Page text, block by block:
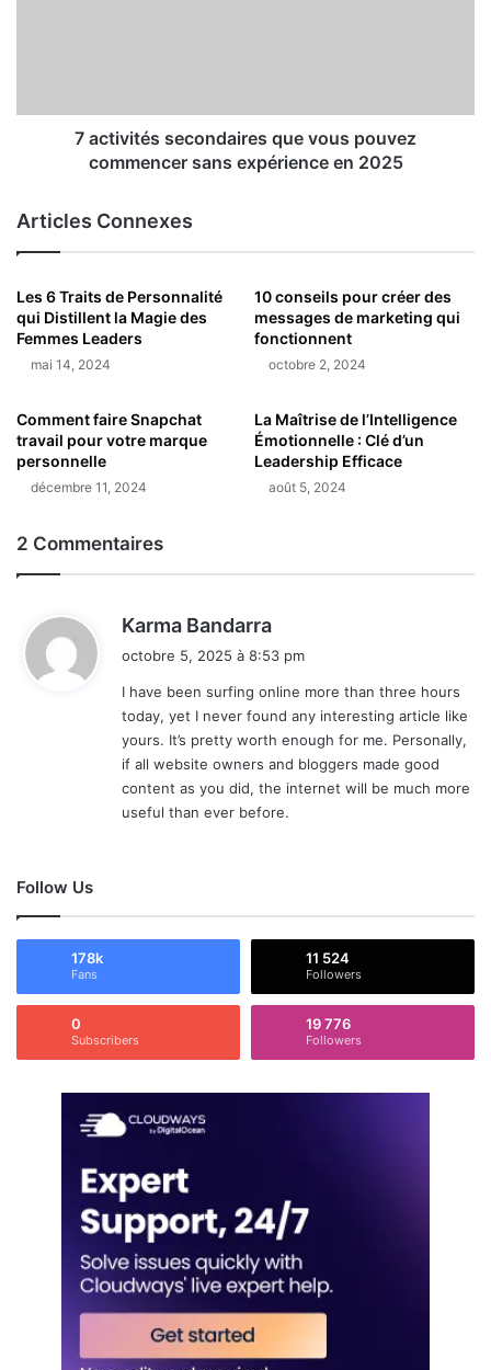
7 activités secondaires que vous pouvez
commencer sans expérience en 2025
Articles Connexes
Les 6 Traits de Personnalité
qui Distillent la Magie des
Femmes Leaders
mai 14, 2024
10 conseils pour créer des
messages de marketing qui
fonctionnent
octobre 2, 2024
Comment faire Snapchat
travail pour votre marque
personnelle
décembre 11, 2024
La Maîtrise de l’Intelligence
Émotionnelle : Clé d’un
Leadership Efficace
août 5, 2024
2 Commentaires
Karma Bandarra
:
octobre 5, 2025 à 8:53 pm
I have been surfing online more than three hours
today, yet I never found any interesting article like
yours. It’s pretty worth enough for me. Personally,
if all website owners and bloggers made good
content as you did, the internet will be much more
useful than ever before.
Follow Us
178k
Fans
11 524
Followers
0
Subscribers
19 776
Followers